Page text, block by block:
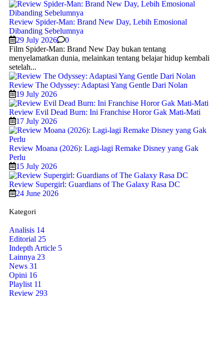
Review Spider-Man: Brand New Day, Lebih Emosional
Dibanding Sebelumnya
29 July 2026
0
Film Spider-Man: Brand New Day bukan tentang
menyelamatkan dunia, melainkan tentang belajar hidup kembali
setelah...
Review The Odyssey: Adaptasi Yang Gentle Dari Nolan
19 July 2026
Review Evil Dead Burn: Ini Franchise Horor Gak Mati-Mati
17 July 2026
Review Moana (2026): Lagi-lagi Remake Disney yang Gak
Perlu
15 July 2026
Review Supergirl: Guardians of The Galaxy Rasa DC
24 June 2026
Kategori
Analisis 14
Editorial 25
Indepth Article 5
Lainnya 23
News 31
Opini 16
Playlist 11
Review 293